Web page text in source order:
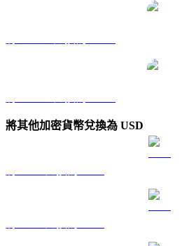
將其他加密貨幣兌換為 USD